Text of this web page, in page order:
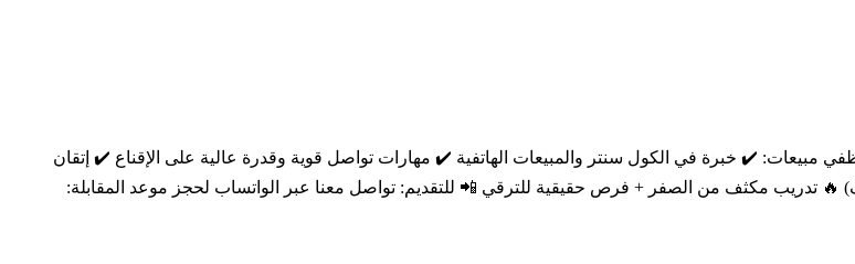
✔️ خبرة في الكول سنتر والمبيعات الهاتفية ✔️ مهارات تواصل قوية وقدرة عالية على الإقناع ✔️ إتقان
تدريب مكثف من الصفر + فرص حقيقية للترقي 📲 للتقديم: تواصل معنا عبر الواتساب لحجز موعد المقابلة: